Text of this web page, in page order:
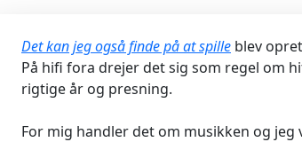
Det kan jeg også finde på at spille blev
På hifi fora drejer det sig som regel om
rigtige år og presning.
For mig handler det om musikken og